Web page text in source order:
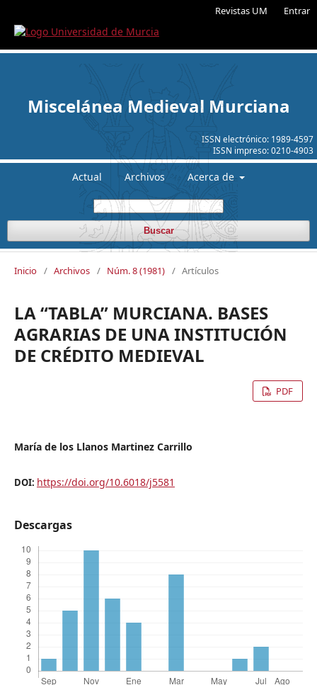
Revistas UM Entrar
ISSN electrónico: 1989-4597
ISSN impreso:0210-4903
Miscelánea Medieval Murciana
Actual Archivos Acerca de
Buscar
Inicio / Archivos / Núm. 8 (1981) / Artículos
LA “TABLA” MURCIANA. BASES
AGRARIAS DE UNA INSTITUCIÓN
DE CRÉDITO MEDIEVAL
PDF
María de los Llanos Martinez Carrillo
DOI: https://doi.org/10.6018/j5581
Descargas